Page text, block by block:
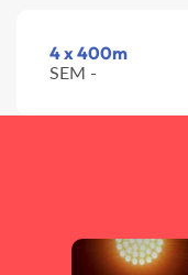
4 x 400m
SEM -